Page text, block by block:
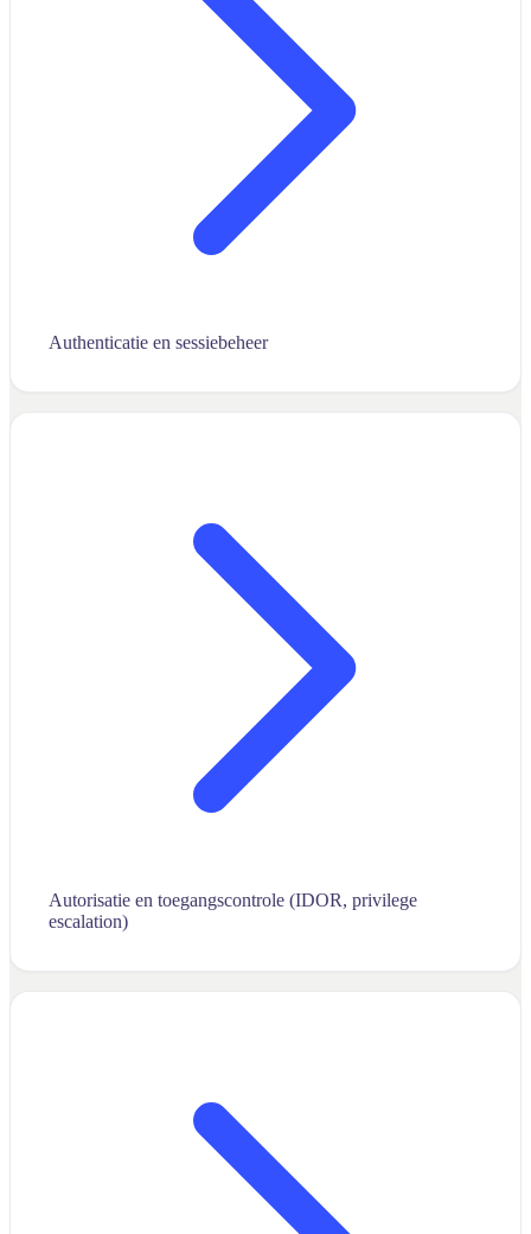
Authenticatie en sessiebeheer
Autorisatie en toegangscontrole (IDOR, privilege
escalation)